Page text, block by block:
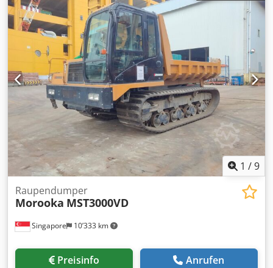
1 /9
Singapore 10’333 km
Raupendumper
Morooka MST3000VD
Preisinfo Anrufen